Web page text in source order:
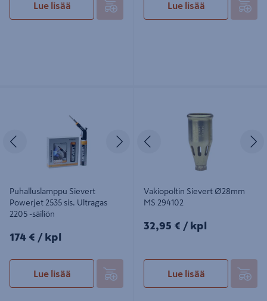
Lue lisää Lue lisää
Seuraava
Puhalluslamppu Sievert
Powerjet 2535 sis. Ultragas
2205 -säiliön
174€/kpl
174 € / kpl
Lue lisää
Vakiopoltin Sievert Ø28mm
MS 294102
32,95€/kpl
32,95 € / kpl
Lue lisää